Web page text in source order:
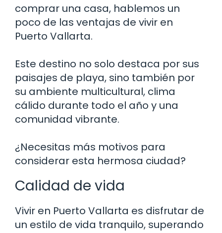
comprar una casa, hablemos un
poco de las ventajas de vivir en
Puerto Vallarta.
Este destino no solo destaca por sus
paisajes de playa, sino también por
su ambiente multicultural, clima
cálido durante todo el año y una
comunidad vibrante.
¿Necesitas más motivos para
considerar esta hermosa ciudad?
Calidad de vida
Vivir en Puerto Vallarta es disfrutar de
un estilo de vida tranquilo, superando